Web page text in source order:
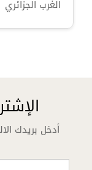
الغرب الجزائري
أدخل بريدك